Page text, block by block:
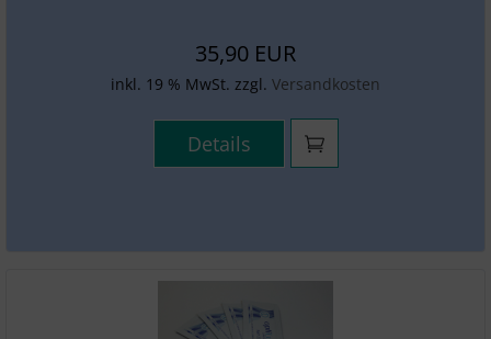
35,90 EUR
inkl. 19 % MwSt. zzgl. Versandkosten
Details